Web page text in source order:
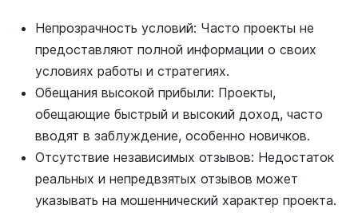
Непрозрачность условий: Часто проекты не
предоставляют полной информации о своих
условиях работы и стратегиях.
Обещания высокой прибыли: Проекты,
обещающие быстрый и высокий доход, часто
вводят в заблуждение, особенно новичков.
Отсутствие независимых отзывов: Недостаток
реальных и непредвзятых отзывов может
указывать на мошеннический характер проекта.